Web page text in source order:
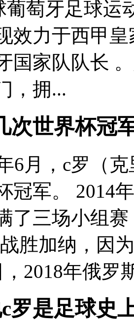
葡萄牙足球运
效力于西甲
国家队队长
，拥...
次世界杯冠
6月，c罗（
冠军。 2014
了三场小组
胜加纳，因
2018年俄罗
罗是足球史